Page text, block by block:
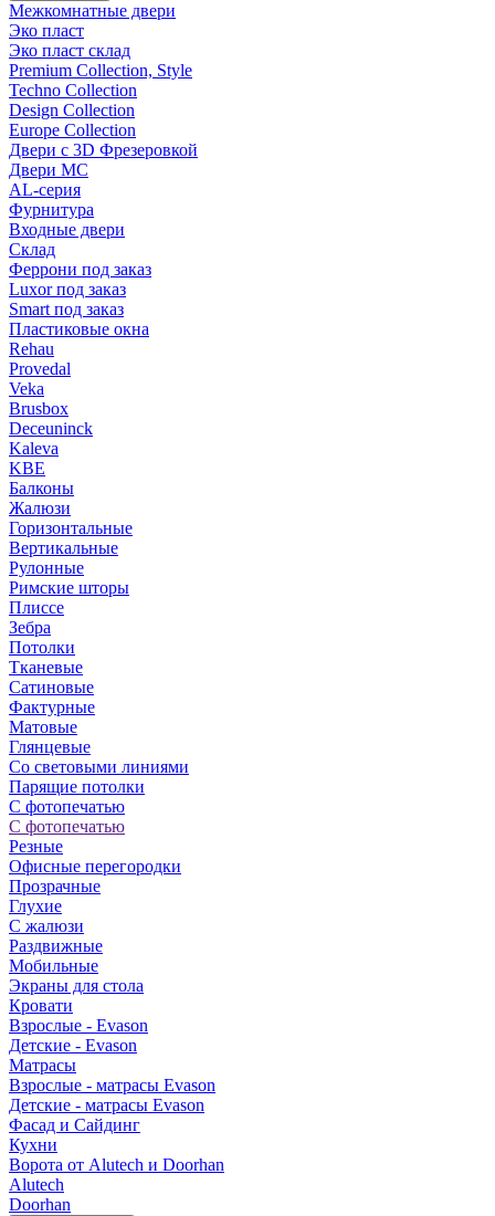
Межкомнатные двери
Эко пласт
Эко пласт склад
Premium Collection, Style
Techno Collection
Design Collection
Europe Collection
Двери с 3D Фрезеровкой
Двери МС
AL-серия
Фурнитура
Входные двери
Склад
Феррони под заказ
Luxor под заказ
Smart под заказ
Пластиковые окна
Rehau
Provedal
Veka
Brusbox
Deceuninck
Kaleva
KBE
Балконы
Жалюзи
Горизонтальные
Вертикальные
Рулонные
Римские шторы
Плиссе
Зебра
Потолки
Тканевые
Сатиновые
Фактурные
Матовые
Глянцевые
Со световыми линиями
Парящие потолки
С фотопечатью
С фотопечатью
Резные
Офисные перегородки
Прозрачные
Глухие
С жалюзи
Раздвижные
Мобильные
Экраны для стола
Кровати
Взрослые - Evason
Детские - Evason
Матрасы
Взрослые - матрасы Evason
Детские - матрасы Evason
Фасад и Сайдинг
Кухни
Ворота от Alutech и Doorhan
Alutech
Doorhan